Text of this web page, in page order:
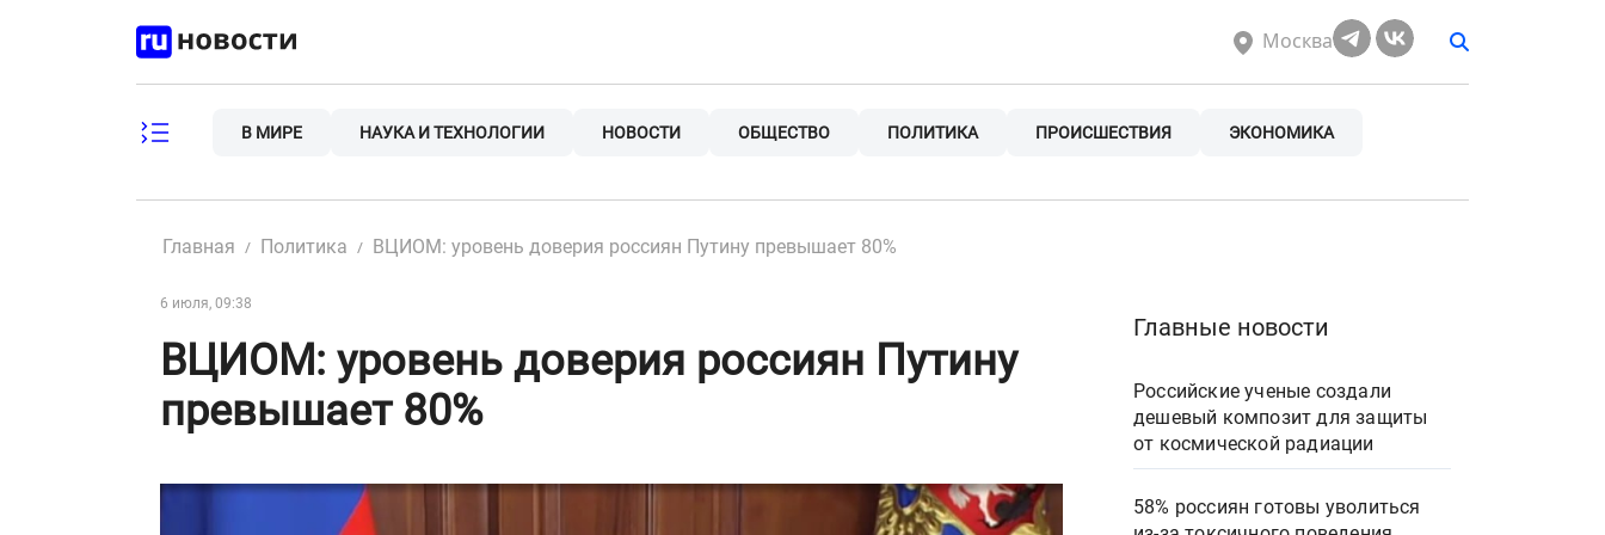
Москва
В МИРЕ НАУКА И ТЕХНОЛОГИИ НОВОСТИ ОБЩЕСТВО ПОЛИТИКА ПРОИСШЕСТВИЯ ЭКОНОМИКА
Главная Политика ВЦИОМ: уровень доверия россиян Путину превышает 80%
6 июля, 09:38
ВЦИОМ: уровень доверия россиян Путину
превышает 80%
Главные новости
Российские ученые создали
дешевый композит для защиты
от космической радиации
58% россиян готовы уволиться